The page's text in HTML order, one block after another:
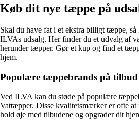
Køb dit nye tæppe på
Skal du have fat i et ekstra billigt tæppe,
ILVAs udsalg. Her finder du et udvalg af
herunder tæpper. Gør et kup og find et
hjem.
Populære tæppebrands på tilbud
Ved ILVA kan du støde på populære
Vattæpper. Disse kvalitetsmærker er ofte at
hold øje med tilbudene og opgrader dit